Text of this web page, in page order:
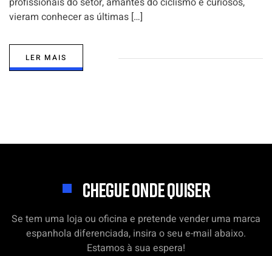
vieram conhecer as últimas […]
LER MAIS
CHEGUE ONDE QUISER
Se tem uma loja ou oficina e pretende vender uma marca
espanhola diferenciada, insira o seu e-mail abaixo.
Estamos à sua espera!